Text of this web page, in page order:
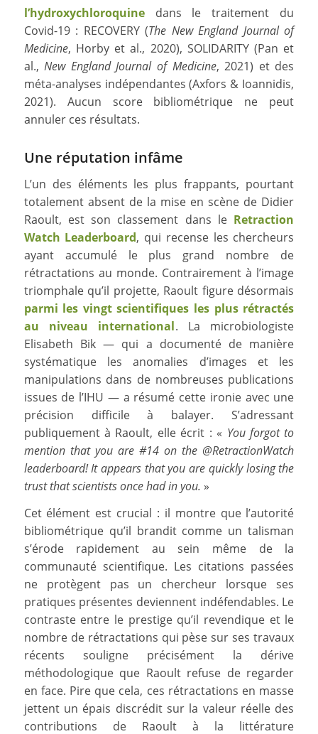
l’hydroxychloroquinedans le traitement du
Covid-19 : RECOVERY (The New England Journal of
Medicine, Horby et al., 2020), SOLIDARITY (Pan et
al.,New England Journal of Medicine, 2021) et des
méta-analyses indépendantes (Axfors & Ioannidis,
2021). Aucun score bibliométrique ne peut
annuler ces résultats.
Une réputation infâme
L’un des éléments les plus frappants, pourtant
totalement absent de la mise en scène de Didier
Raoult, est son classement dans le Retraction
Watch Leaderboard, qui recense les chercheurs
ayant accumulé le plus grand nombre de
rétractations au monde. Contrairement à l’image
triomphale qu’il projette, Raoult figure désormais
parmi les vingt scientifiques les plus rétractés
au niveau international. La microbiologiste
Elisabeth Bik — qui a documenté de manière
systématique les anomalies d’images et les
manipulations dans de nombreuses publications
issues de l’IHU — a résumé cette ironie avec une
précision difficile à balayer. S’adressant
publiquement à Raoult, elle écrit : « You forgot to
mention that you are #14 on the @RetractionWatch
leaderboard! It appears that you are quickly losing the
trust that scientists once had in you. »
Cet élément est crucial : il montre que l’autorité
bibliométrique qu’il brandit comme un talisman
s’érode rapidement au sein même de la
communauté scientifique. Les citations passées
ne protègent pas un chercheur lorsque ses
pratiques présentes deviennent indéfendables. Le
contraste entre le prestige qu’il revendique et le
nombre de rétractations qui pèse sur ses travaux
récents souligne précisément la dérive
méthodologique que Raoult refuse de regarder
en face. Pire que cela, ces rétractations en masse
jettent un épais discrédit sur la valeur réelle des
contributions de Raoult à la littérature